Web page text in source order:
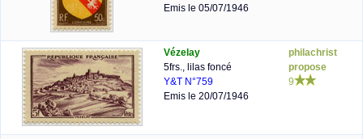
Emis le 05/07/1946
Vézelay
5frs., lilas foncé
Y&T N°759
Emis le 20/07/1946
philachrist
propose
9